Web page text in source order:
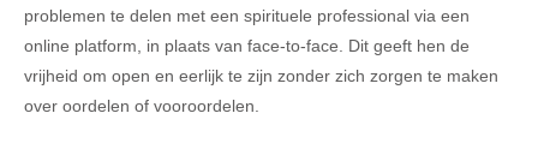
problemen te delen met een spirituele professional via een
online platform, in plaats van face-to-face. Dit geeft hen de
vrijheid om open en eerlijk te zijn zonder zich zorgen te maken
over oordelen of vooroordelen.